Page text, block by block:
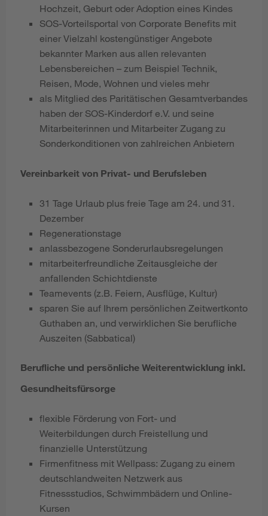
Hochzeit, Geburt oder Adoption eines Kindes
SOS-Vorteilsportal von Corporate Benefits mit
einer Vielzahl kostengünstiger Angebote
bekannter Marken aus allen relevanten
Lebensbereichen – zum Beispiel Technik,
Reisen, Mode, Wohnen und vieles mehr
als Mitglied des Paritätischen Gesamtverbandes
haben der SOS-Kinderdorf e.V. und seine
Mitarbeiterinnen und Mitarbeiter Zugang zu
Sonderkonditionen von zahlreichen Anbietern
Vereinbarkeit von Privat- und Berufsleben
31 Tage Urlaub plus freie Tage am 24. und 31.
Dezember
Regenerationstage
anlassbezogene Sonderurlaubsregelungen
mitarbeiterfreundliche Zeitausgleiche der
anfallenden Schichtdienste
Teamevents (z.B. Feiern, Ausflüge, Kultur)
sparen Sie auf Ihrem persönlichen Zeitwertkonto
Guthaben an, und verwirklichen Sie berufliche
Auszeiten (Sabbatical)
Berufliche und persönliche Weiterentwicklung inkl.
Gesundheitsfürsorge
flexible Förderung von Fort- und
Weiterbildungen durch Freistellung und
finanzielle Unterstützung
Firmenfitness mit Wellpass: Zugang zu einem
deutschlandweiten Netzwerk aus
Fitnessstudios, Schwimmbädern und Online-
Kursen